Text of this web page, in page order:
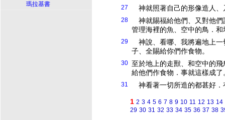
瑪拉基書
27 神就照著自己的形像造人、
28
神就賜福給他們、又對他們
管理海裡的魚、空中的鳥．
29
神說、看哪、我將遍地上一
子、全賜給你們作食物。
30 至於地上的走獸、和空中的
給他們作食物．事就這樣成了
31 神看著一切所造的都甚好．
1 2 3 4 5 6 7 8 9 10 11 12 13 14
29 30 31 32 33 34 35 36 37 38